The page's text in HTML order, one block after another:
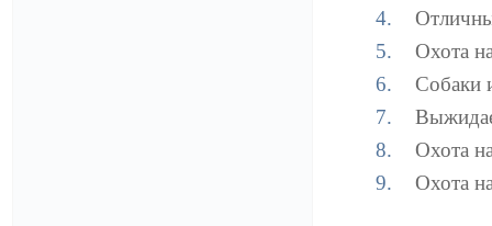
Охота
Собаки
Охота
Охота